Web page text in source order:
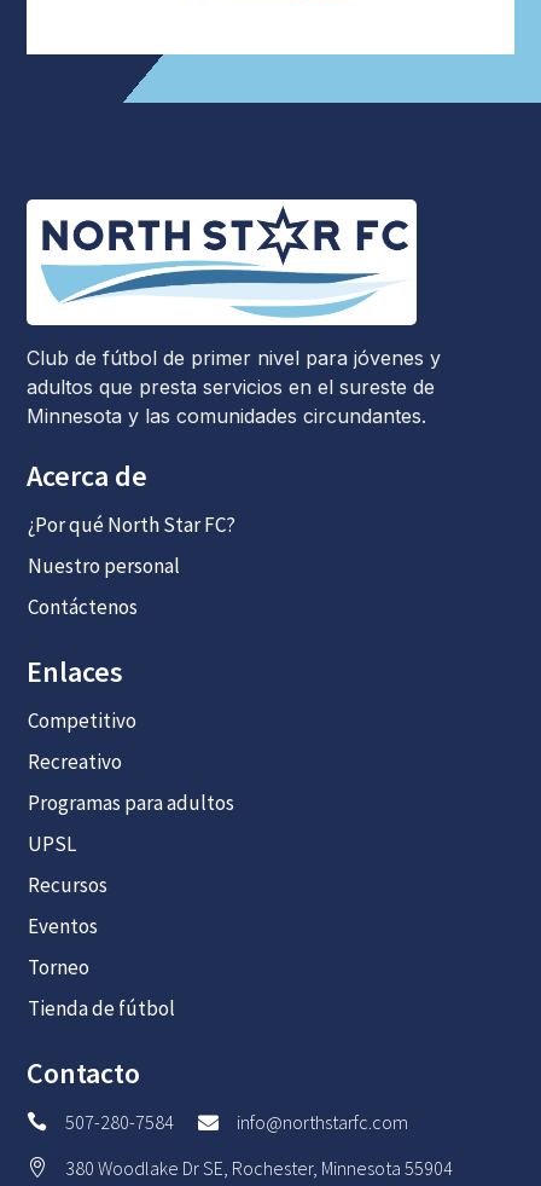
Club de fútbol de primer nivel para jóvenes y
adultos que presta servicios en el sureste de
Minnesota y las comunidades circundantes.
Acerca de
¿Por qué North Star FC?
Nuestro personal
Contáctenos
Enlaces
Competitivo
Recreativo
Programas para adultos
UPSL
Recursos
Eventos
Torneo
Tienda de fútbol
Contacto
 507-280-7584  info@northstarfc.com
 380 Woodlake Dr SE, Rochester, Minnesota 55904